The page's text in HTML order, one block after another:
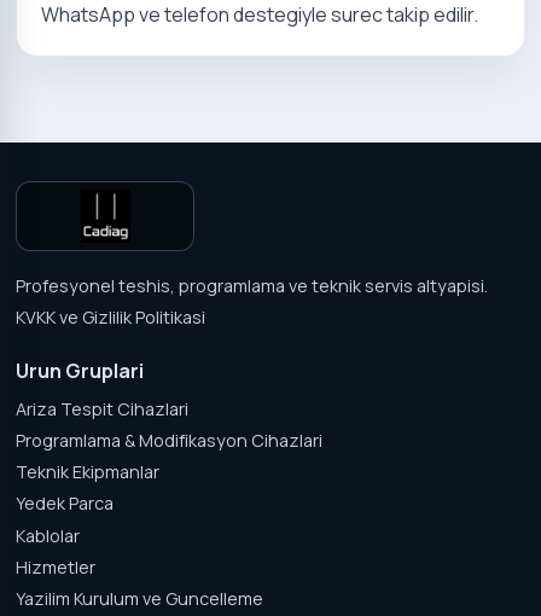
WhatsApp ve telefon destegiyle surec takip edilir.
Profesyonel teshis, programlama ve teknik servis altyapisi.
KVKK ve Gizlilik Politikasi
Urun Gruplari
Ariza Tespit Cihazlari
Programlama & Modifikasyon Cihazlari
Teknik Ekipmanlar
Yedek Parca
Kablolar
Hizmetler
Yazilim Kurulum ve Guncelleme